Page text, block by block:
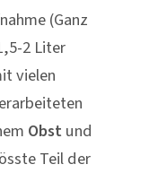
(Ganz
2 Liter
vielen
Obstund
Teil der